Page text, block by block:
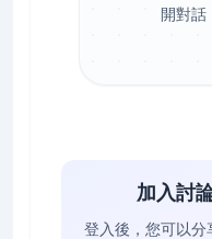
開對話
加入討
登入後，您可以